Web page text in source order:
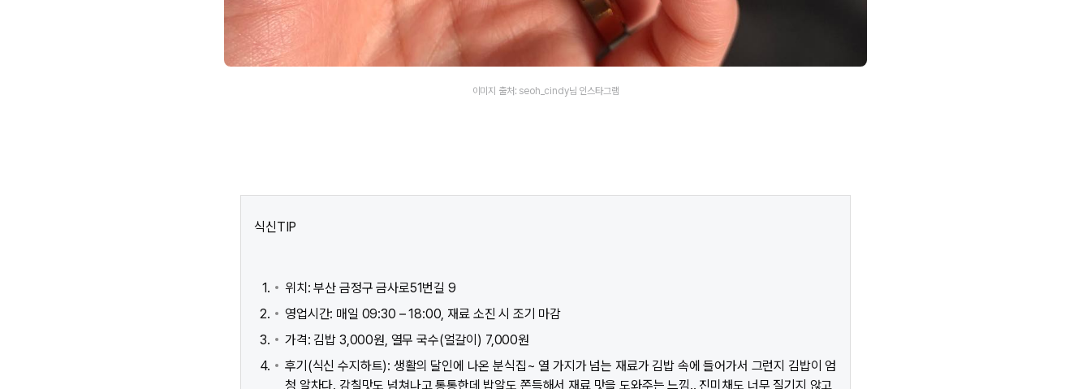
이미지 출처: seoh_cindy님 인스타그램
식신TIP
위치: 부산 금정구 금사로51번길 9 ​
영업시간: 매일 09:30 – 18:00, 재료 소진 시 조기 마감
가격: 김밥 3,000원, 열무 국수(얼갈이) 7,000원
후기(식신 수지하트): 생활의 달인에 나온 분식집~ 열 가지가 넘는 재료가 김밥 속에 들어가서 그런지 김밥이 엄
청 알차다. 감칠맛도 넘쳐나고 통통한데 밥알도 쫀득해서 재료 맛을 도와주는 느낌.. 진미채도 너무 질기지 않고